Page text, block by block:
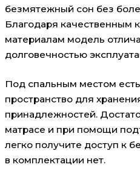
безмятежный сон без
Благодаря качественным
материалам модель
долговечностью
Под спальным местом
пространство для
принадлежностей.
матрасе и при помощи
легко получите доступ к
в комплектации нет.